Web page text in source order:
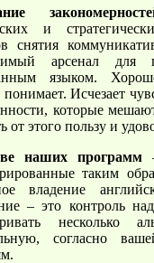
и
снятия
арсенал для
языком.
понимает. Исчезает
которые
от этого пользу и
наших программ
таким
владение
– это контроль
несколько
согласно